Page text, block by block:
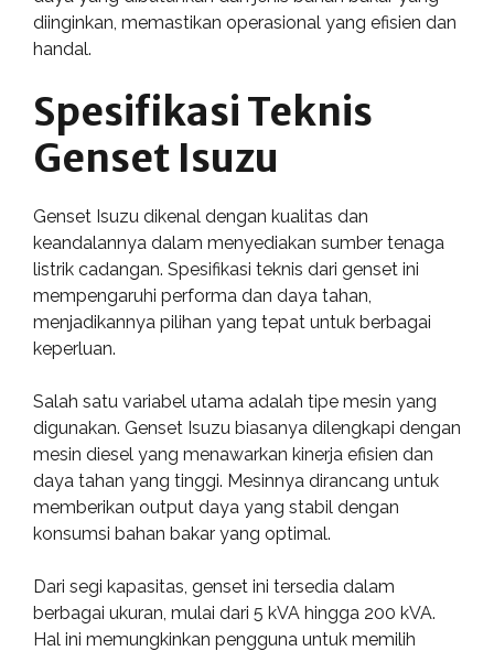
diinginkan, memastikan operasional yang efisien dan
handal.
Spesifikasi Teknis
Genset Isuzu
Genset Isuzu dikenal dengan kualitas dan
keandalannya dalam menyediakan sumber tenaga
listrik cadangan. Spesifikasi teknis dari genset ini
mempengaruhi performa dan daya tahan,
menjadikannya pilihan yang tepat untuk berbagai
keperluan.
Salah satu variabel utama adalah tipe mesin yang
digunakan. Genset Isuzu biasanya dilengkapi dengan
mesin diesel yang menawarkan kinerja efisien dan
daya tahan yang tinggi. Mesinnya dirancang untuk
memberikan output daya yang stabil dengan
konsumsi bahan bakar yang optimal.
Dari segi kapasitas, genset ini tersedia dalam
berbagai ukuran, mulai dari 5 kVA hingga 200 kVA.
Hal ini memungkinkan pengguna untuk memilih